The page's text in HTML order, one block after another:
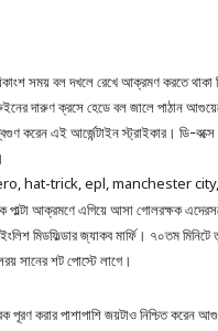
সময় বল দখলে রেখে আক্রমণ করতে থাকা
দারুণ ক্রসে হেডে বল জালে পাঠান
করেন এই আর্জেন্টাইন স্ট্রাইকার। ডি-বক্সে
পাল্টা আক্রমণে এগিয়ে আসা গোলরক্ষক
মিডফিল্ডার জ্যাকব মার্ফি। ৭০তম
সানের শট পোস্টে লাগে।
পূরণ করার পাশাপাশি জয়টাও নিশ্চিত করেন